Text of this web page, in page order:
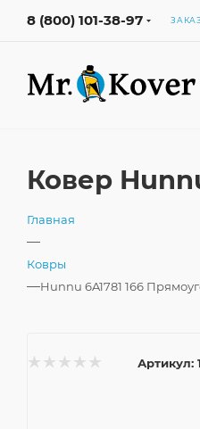
8 (800) 101-38-97
Ковер
Главная
—
Ковры
—Hunnu 6A1781 166
Артикул: